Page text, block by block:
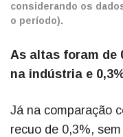
considerando os
o período).
As altas foram de
na indústria e
Já na comparação
recuo de 0,3%,